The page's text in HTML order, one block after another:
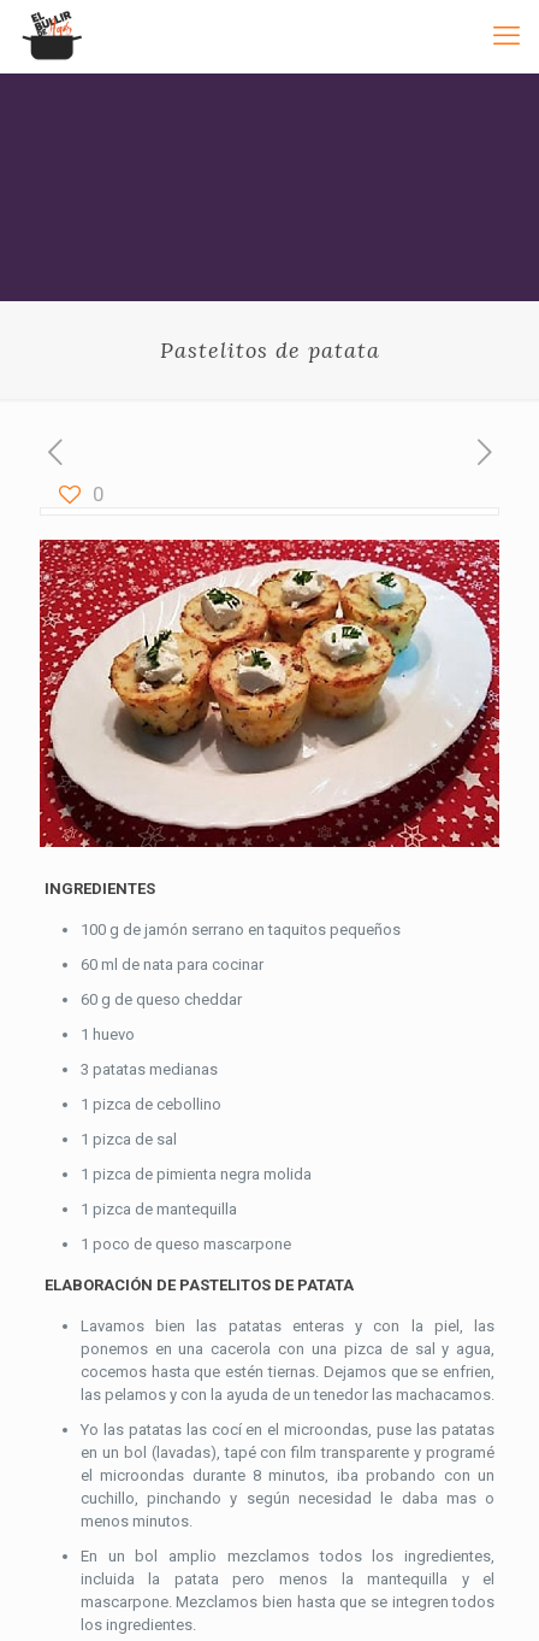
Pastelitos de patata
0
INGREDIENTES
100 g de jamón serrano en taquitos pequeños
60 ml de nata para cocinar
60 g de queso cheddar
1 huevo
3 patatas medianas
1 pizca de cebollino
1 pizca de sal
1 pizca de pimienta negra molida
1 pizca de mantequilla
1 poco de queso mascarpone
ELABORACIÓN DE PASTELITOS DE PATATA
Lavamos bien las patatas enteras y con la piel, las
ponemos en una cacerola con una pizca de sal y agua,
cocemos hasta que estén tiernas. Dejamos que se enfrien,
las pelamos y con la ayuda de un tenedor las machacamos.
Yo las patatas las cocí en el microondas, puse las patatas
en un bol (lavadas), tapé con film transparente y programé
el microondas durante 8 minutos, iba probando con un
cuchillo, pinchando y según necesidad le daba mas o
menos minutos.
En un bol amplio mezclamos todos los ingredientes,
incluida la patata pero menos la mantequilla y el
mascarpone. Mezclamos bien hasta que se integren todos
los ingredientes.